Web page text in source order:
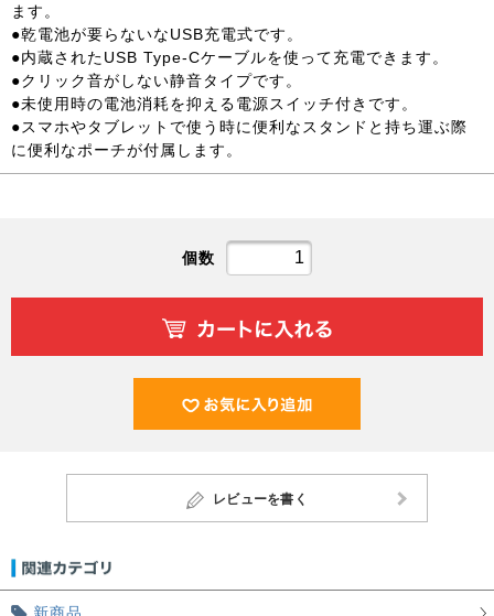
ます。
●乾電池が要らないなUSB充電式です。
●内蔵されたUSB Type-Cケーブルを使って充電できます。
●クリック音がしない静音タイプです。
●未使用時の電池消耗を抑える電源スイッチ付きです。
●スマホやタブレットで使う時に便利なスタンドと持ち運ぶ際
に便利なポーチが付属します。
個数
レビューを書く